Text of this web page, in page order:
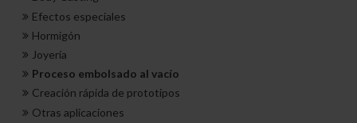
Efectos especiales
Hormigón
Joyería
Proceso embolsado al vacío
Creación rápida de prototipos
Otras aplicaciones